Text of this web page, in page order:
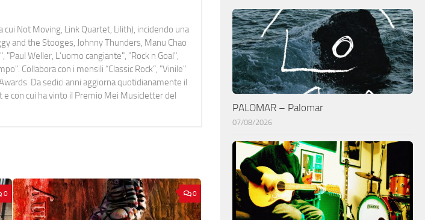
Not Moving, Link Quartet, Lilith), incidendo una
and the Stooges, Johnny Thunders, Manu Chao
Weller, L’uomo cangiante", "Rock n Goal",
Collabora con i mensili “Classic Rock”, "Vinile"
Da sedici anni aggiorna quotidianamente il
con cui ha vinto il Premio Mei Musicletter del
0 0
PALOMAR – Palomar
07/08/2026